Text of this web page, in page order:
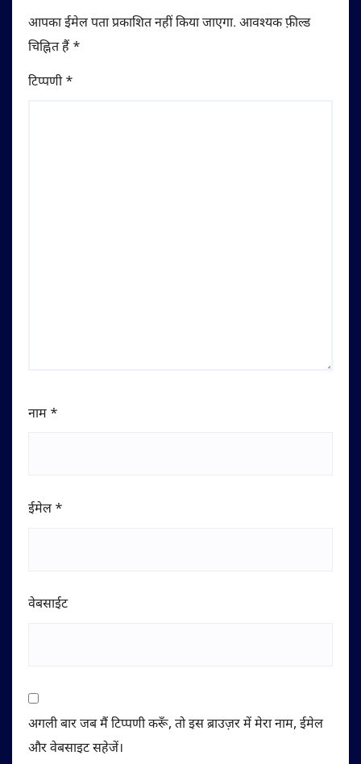
आपका ईमेल पता प्रकाशित नहीं किया जाएगा. आवश्यक फ़ील्ड
चिह्नित हैं *
टिप्पणी*
नाम *
ईमेल *
वेबसाईट
अगली बार जब मैं टिप्पणी करूँ, तो इस ब्राउज़र में मेरा नाम, ईमेल
और वेबसाइट सहेजें।